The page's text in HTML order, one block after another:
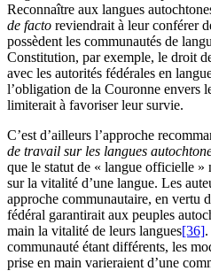
Reconnaître aux langues
de facto reviendrait à leur conférer
possèdent les communautés de
Constitution, par exemple, le droit
avec les autorités fédérales en
l’obligation de la Couronne envers
limiterait à favoriser leur survie.
C’est d’ailleurs l’approche
de travail sur les langues
que le statut de « langue officielle »
sur la vitalité d’une langue. Les
approche communautaire, en vertu
fédéral garantirait aux peuples
main la vitalité de leurs langues[36]
communauté étant différents, les
prise en main varieraient d’une